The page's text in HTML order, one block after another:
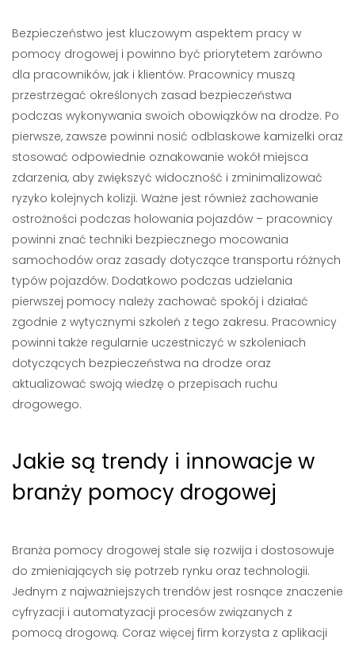
Bezpieczeństwo jest kluczowym aspektem pracy w
pomocy drogowej i powinno być priorytetem zarówno
dla pracowników, jak i klientów. Pracownicy muszą
przestrzegać określonych zasad bezpieczeństwa
podczas wykonywania swoich obowiązków na drodze. Po
pierwsze, zawsze powinni nosić odblaskowe kamizelki oraz
stosować odpowiednie oznakowanie wokół miejsca
zdarzenia, aby zwiększyć widoczność i zminimalizować
ryzyko kolejnych kolizji. Ważne jest również zachowanie
ostrożności podczas holowania pojazdów – pracownicy
powinni znać techniki bezpiecznego mocowania
samochodów oraz zasady dotyczące transportu różnych
typów pojazdów. Dodatkowo podczas udzielania
pierwszej pomocy należy zachować spokój i działać
zgodnie z wytycznymi szkoleń z tego zakresu. Pracownicy
powinni także regularnie uczestniczyć w szkoleniach
dotyczących bezpieczeństwa na drodze oraz
aktualizować swoją wiedzę o przepisach ruchu
drogowego.
Jakie są trendy i innowacje w
branży pomocy drogowej
Branża pomocy drogowej stale się rozwija i dostosowuje
do zmieniających się potrzeb rynku oraz technologii.
Jednym z najważniejszych trendów jest rosnące znaczenie
cyfryzacji i automatyzacji procesów związanych z
pomocą drogową. Coraz więcej firm korzysta z aplikacji